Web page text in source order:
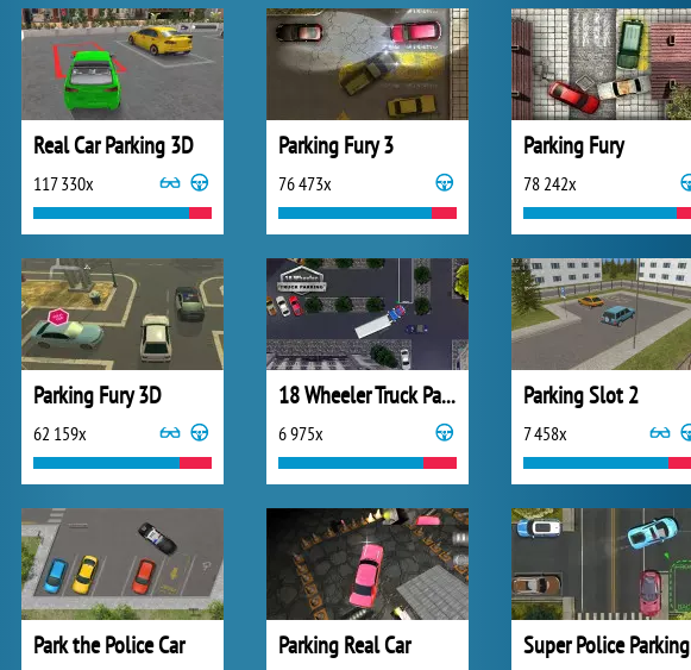
Real Car Parking 3D
117 330x
Parking Fury 3
76 473x
Parking Fury
78 242x
Parking Fury 3D
62 159x
18 Wheeler Truck Parking
6 975x
Parking Slot 2
7 458x
Park the Police Car Parking Real Car Super Police Parking